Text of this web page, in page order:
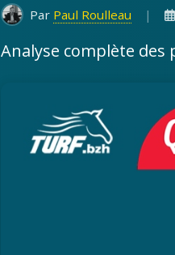
Par Paul Roulleau |
Analyse complète